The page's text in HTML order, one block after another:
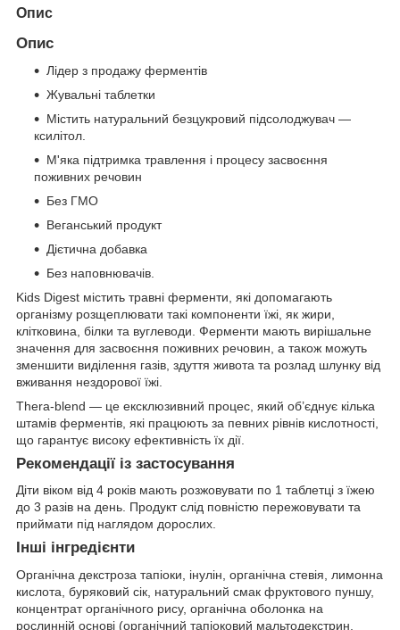
Опис
Опис
Лідер з продажу ферментів
Жувальні таблетки
Містить натуральний безцукровий підсолоджувач —
ксилітол.
М'яка підтримка травлення і процесу засвоєння
поживних речовин
Без ГМО
Веганський продукт
Дієтична добавка
Без наповнювачів.
Kids Digest містить травні ферменти, які допомагають
організму розщеплювати такі компоненти їжі, як жири,
клітковина, білки та вуглеводи. Ферменти мають вирішальне
значення для засвоєння поживних речовин, а також можуть
зменшити виділення газів, здуття живота та розлад шлунку від
вживання нездорової їжі.
Thera-blend — це ексклюзивний процес, який об’єднує кілька
штамів ферментів, які працюють за певних рівнів кислотності,
що гарантує високу ефективність їх дії.
Рекомендації із застосування
Діти віком від 4 років мають розжовувати по 1 таблетці з їжею
до 3 разів на день. Продукт слід повністю пережовувати та
приймати під наглядом дорослих.
Інші інгредієнти
Органічна декстроза тапіоки, інулін, органічна стевія, лимонна
кислота, буряковий сік, натуральний смак фруктового пуншу,
концентрат органічного рису, органічна оболонка на
рослинній основі (органічний тапіоковий мальтодекстрин,